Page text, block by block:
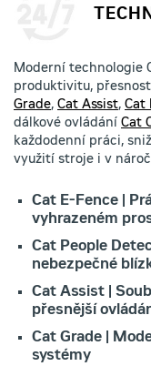
Moderní technologie
produktivitu,
Grade, Cat Assist, Cat
dálkové ovládání Cat
každodenní práci,
využití stroje i v
Cat E-Fence |
vyhrazeném
Cat People
nebezpečné
Cat Assist |
přesnější
Cat Grade |
systémy